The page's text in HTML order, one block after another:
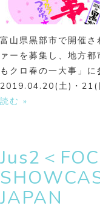
富山県黒部市で開催
ァーを募集し、地方
もクロ春の一大事」に
2019.04.20(土)・21(
読む »
Jus2＜
JAPAN